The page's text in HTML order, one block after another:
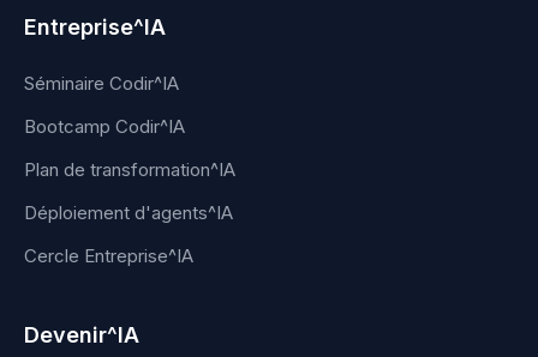
Entreprise^IA
Séminaire Codir^IA
Bootcamp Codir^IA
Plan de transformation^IA
Déploiement d'agents^IA
Cercle Entreprise^IA
Devenir^IA